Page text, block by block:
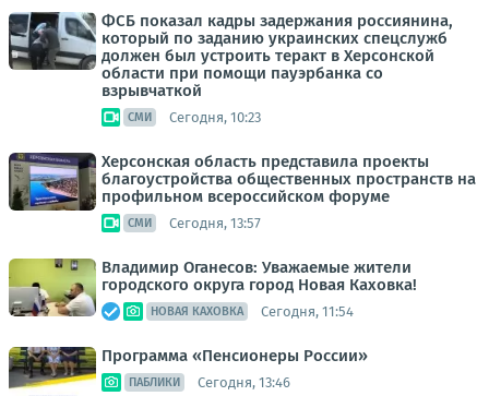
ФСБ показал кадры задержания россиянина,
который по заданию украинских спецслужб
должен был устроить теракт в Херсонской
области при помощи пауэрбанка со
взрывчаткой
СМИ Сегодня, 10:23
Херсонская область представила проекты
благоустройства общественных пространств на
профильном всероссийском форуме
СМИ Сегодня, 13:57
Владимир Оганесов: Уважаемые жители
городского округа город Новая Каховка!
НОВАЯ КАХОВКА Сегодня, 11:54
Программа «Пенсионеры России»
ПАБЛИКИ Сегодня, 13:46